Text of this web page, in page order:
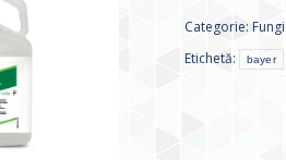
Categorie:
Etichetă:
bayer